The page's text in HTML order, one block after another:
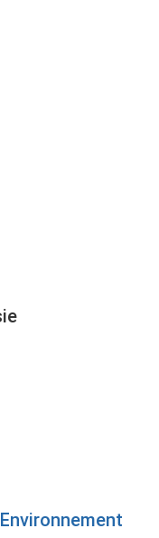
Environnement